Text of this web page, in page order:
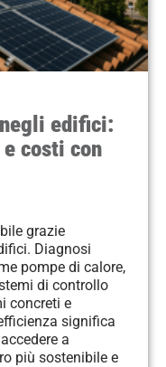
edifici:
costi con
grazie
Diagnosi
pompe di calore,
di controllo
concreti e
significa
a
più sostenibile e